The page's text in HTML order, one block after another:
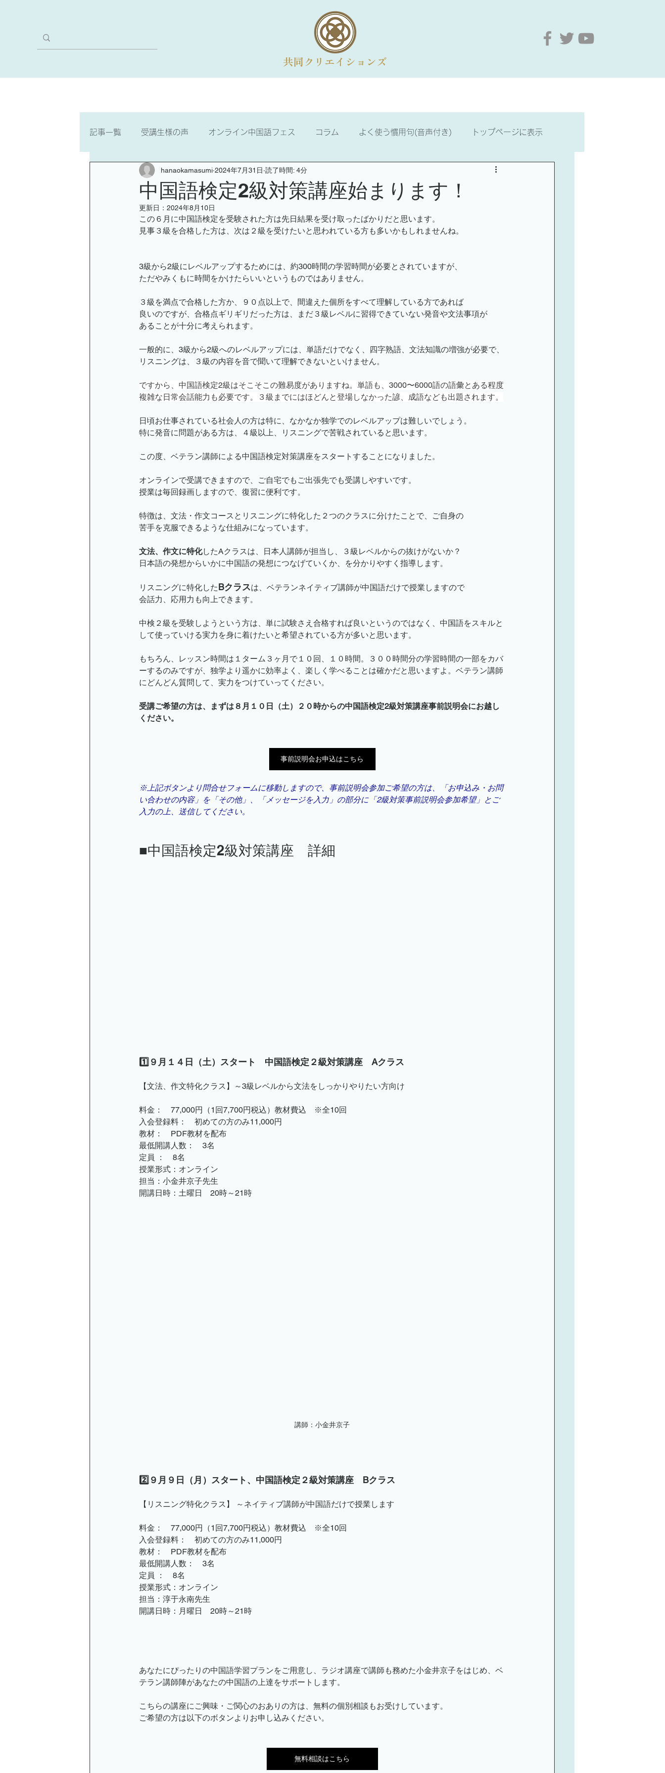
共同クリエイションズ
記事一覧 受講生様の声 オンライン中国語フェス コラム よく使う慣用句(音声付き) トップページに表示
ゼロからスタート・3文字で聞ける話せる中国語 ニュース 台湾歴史・文化
中国語検定4級 中国語検定3級
中国語検定2級対策講座始まります！
hanaokamasumi 2024年7月31日 読了時間: 4分
更新日： 2024年8月10日
この６月に中国語検定を受験された方は先日結果を受け取ったばかりだと思います。
見事３級を合格した方は、次は２級を受けたいと思われている方も多いかもしれませんね。
3級から2級にレベルアップするためには、約300時間の学習時間が必要とされていますが、
ただやみくもに時間をかけたらいいというものではありません。
３級を満点で合格した方か、９０点以上で、間違えた個所をすべて理解している方であれば
良いのですが、合格点ギリギリだった方は、まだ３級レベルに習得できていない発音や文法事項が
あることが十分に考えられます。
一般的に、3級から2級へのレベルアップには、単語だけでなく、四字熟語、文法知識の増強が必要で、
リスニングは、３級の内容を音で聞いて理解できないといけません。
ですから、中国語検定2級はそこそこの難易度がありますね。単語も、3000〜6000語の語彙とある程度
複雑な日常会話能力も必要です。３級までにはほどんと登場しなかった諺、成語なども出題されます。
日頃お仕事されている社会人の方は特に、なかなか独学でのレベルアップは難しいでしょう。
特に発音に問題がある方は、４級以上、リスニングで苦戦されていると思います。
この度、ベテラン講師による中国語検定対策講座をスタートすることになりました。
オンラインで受講できますので、ご自宅でもご出張先でも受講しやすいです。
授業は毎回録画しますので、復習に便利です。
特徴は、文法・作文コースとリスニングに特化した２つのクラスに分けたことで、ご自身の
苦手を克服できるような仕組みになっています。
文法、作文に特化したAクラスは、日本人講師が担当し、３級レベルからの抜けがないか？
日本語の発想からいかに中国語の発想につなげていくか、を分かりやすく指導します。
リスニングに特化したBクラスは、ベテランネイティブ講師が中国語だけで授業しますので
会話力、応用力も向上できます。
中検２級を受験しようという方は、単に試験さえ合格すれば良いというのではなく、中国語をスキルと
して使っていける実力を身に着けたいと希望されている方が多いと思います。
もちろん、レッスン時間は１ターム３ヶ月で１０回、１０時間。３００時間分の学習時間の一部をカバ
ーするのみですが、独学より遥かに効率よく、楽しく学べることは確かだと思いますよ。ベテラン講師
にどんどん質問して、実力をつけていってください。
受講ご希望の方は、まずは８月１０日（土）２０時からの中国語検定2級対策講座事前説明会にお越し
ください。
事前説明会お申込はこちら
※上記ボタンより問合せフォームに移動しますので、事前説明会参加ご希望の方は、「お申込み・お問
い合わせの内容」を「その他」、「メッセージを入力」の部分に「2級対策事前説明会参加希望」とご
入力の上、送信してください。
■中国語検定2級対策講座　詳細
1️⃣９月１４日（土）スタート　中国語検定２級対策講座　Aクラス
【文法、作文特化クラス】～3級レベルから文法をしっかりやりたい方向け
料金：　77,000円（1回7,700円税込）教材費込　※全10回
入会登録料：　初めての方のみ11,000円
教材：　PDF教材を配布
最低開講人数：　3名
定員 ：　8名
授業形式：オンライン
担当：小金井京子先生
開講日時：土曜日　20時～21時
講師：小金井京子
2️⃣９月９日（月）スタート、中国語検定２級対策講座　Bクラス
【リスニング特化クラス】 ～ネイティブ講師が中国語だけで授業します
料金：　77,000円（1回7,700円税込）教材費込　※全10回
入会登録料：　初めての方のみ11,000円
教材：　PDF教材を配布
最低開講人数：　3名
定員 ：　8名
授業形式：オンライン
担当：淳于永南先生
開講日時：月曜日　20時～21時
あなたにぴったりの中国語学習プランをご用意し、ラジオ講座で講師も務めた小金井京子をはじめ、ベ
テラン講師陣があなたの中国語の上達をサポートします。
こちらの講座にご興味・ご関心のおありの方は、無料の個別相談もお受けしています。
ご希望の方は以下のボタンよりお申し込みください。
無料相談はこちら